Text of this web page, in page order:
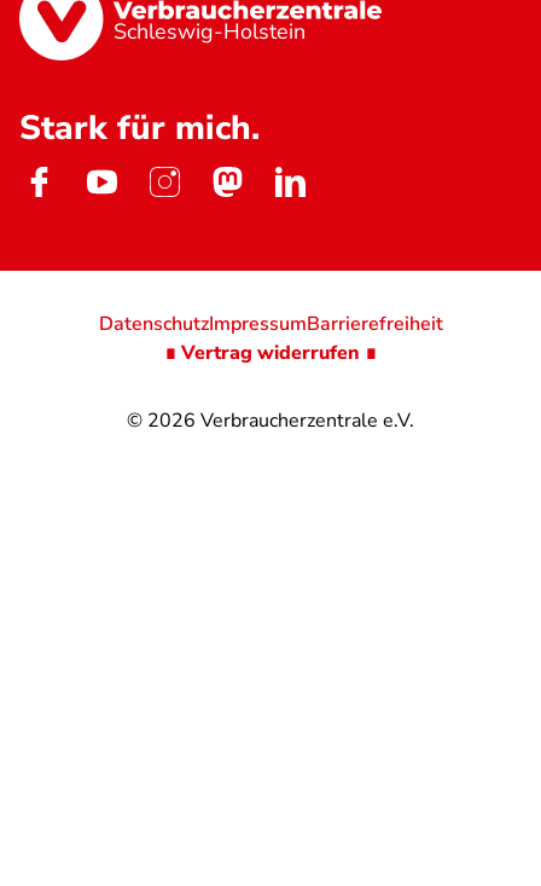
Schleswig-Holstein
Stark für mich.
© 2026 Verbraucherzentrale e.V.
DatenschutzImpressumBarrierefreiheit
∎ Vertrag widerrufen ∎